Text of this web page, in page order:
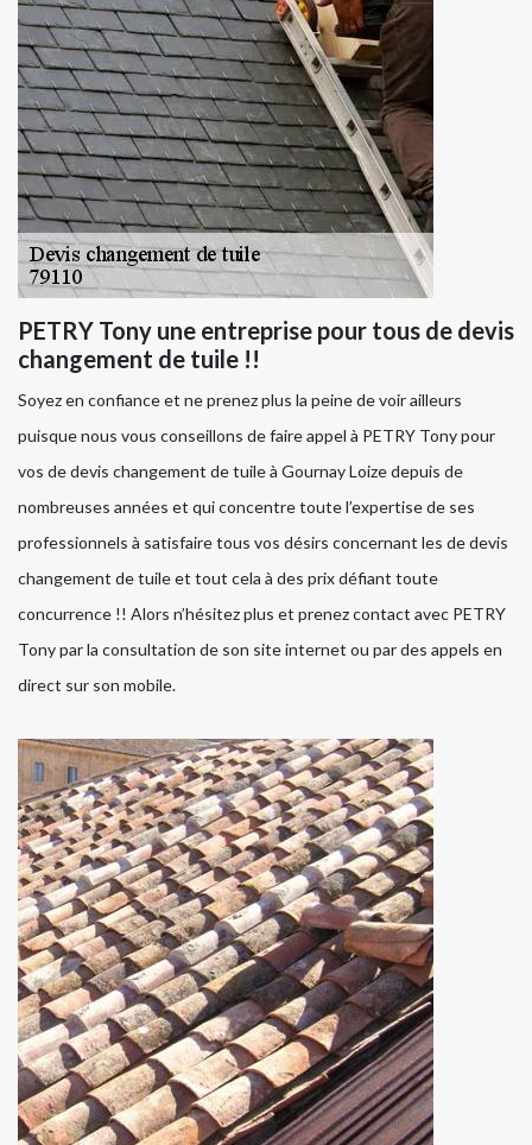
PETRY Tony une entreprise pour tous de devis
changement de tuile !!
Soyez en confiance et ne prenez plus la peine de voir ailleurs
puisque nous vous conseillons de faire appel à PETRY Tony pour
vos de devis changement de tuile à Gournay Loize depuis de
nombreuses années et qui concentre toute l’expertise de ses
professionnels à satisfaire tous vos désirs concernant les de devis
changement de tuile et tout cela à des prix défiant toute
concurrence !! Alors n’hésitez plus et prenez contact avec PETRY
Tony par la consultation de son site internet ou par des appels en
direct sur son mobile.